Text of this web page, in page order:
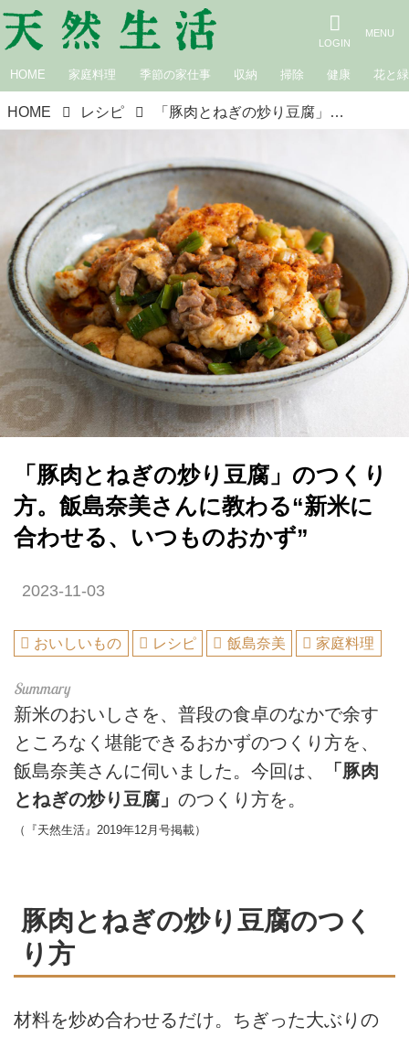
HOME 家庭料理 季節の家仕事 収納 掃除 健康 花と緑
HOME レシピ 「豚肉とねぎの炒り豆腐」のつくり方。飯島奈美さんに教わる“新米に合わせる、いつものおかず”
「豚肉とねぎの炒り豆腐」のつくり
方。飯島奈美さんに教わる“新米に
合わせる、いつものおかず”
2023-11-03
おいしいもの レシピ 飯島奈美 家庭料理
新米のおいしさを、普段の食卓のなかで余す
ところなく堪能できるおかずのつくり方を、
飯島奈美さんに伺いました。今回は、
「豚肉
とねぎの炒り豆腐」 のつくり方を。
（『天然生活』2019年12月号掲載）
豚肉とねぎの炒り豆腐のつく
り方
材料を炒め合わせるだけ。ちぎった大ぶりの